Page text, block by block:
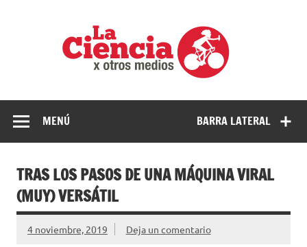
otros
BARRA LATERAL
MENÚ
TRAS LOS PASOS DE UNA MÁQUINA VIRAL
(MUY) VERSÁTIL
4 noviembre, 2019 Deja un comentario